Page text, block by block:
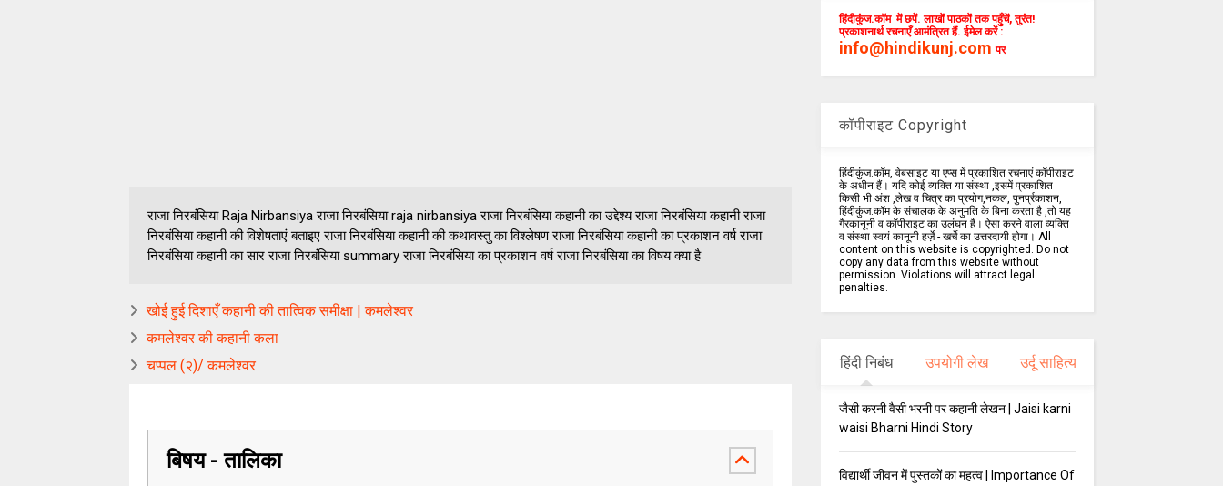
राजा निरबंसिया Raja Nirbansiya राजा निरबंसिया raja nirbansiya राजा निरबंसिया कहानी का उद्देश्य राजा निरबंसिया कहानी राजा
निरबंसिया कहानी की विशेषताएं बताइए राजा निरबंसिया कहानी की कथावस्तु का विश्लेषण राजा निरबंसिया कहानी का प्रकाशन वर्ष राजा
निरबंसिया कहानी का सार राजा निरबंसिया summary राजा निरबंसिया का प्रकाशन वर्ष राजा निरबंसिया का विषय क्या है
खोई हुई दिशाएँ कहानी की तात्विक समीक्षा | कमलेश्वर
कमलेश्वर की कहानी कला
चप्पल (२)/ कमलेश्वर
बिषय - तालिका
हिंदीकुंज.कॉम में छपें. लाखों पाठकों तक पहुँचें, तुरंत!
प्रकाशनार्थ रचनाएँ आमंत्रित हैं. ईमेल करें :
info@hindikunj.com पर
कॉपीराइट Copyright
हिंदीकुंज.कॉम, वेबसाइट या एप्स में प्रकाशित रचनाएं कॉपीराइट
के अधीन हैं। यदि कोई व्यक्ति या संस्था ,इसमें प्रकाशित
किसी भी अंश ,लेख व चित्र का प्रयोग,नकल, पुनर्प्रकाशन,
हिंदीकुंज.कॉम के संचालक के अनुमति के बिना करता है ,तो यह
गैरकानूनी व कॉपीराइट का उलंघन है। ऐसा करने वाला व्यक्ति
व संस्था स्वयं कानूनी हर्ज़े - खर्चे का उत्तरदायी होगा। All
content on this website is copyrighted. Do not
copy any data from this website without
permission. Violations will attract legal
penalties.
हिंदी निबंध उपयोगी लेख उर्दू साहित्य
जैसी करनी वैसी भरनी पर कहानी लेखन | Jaisi karni
waisi Bharni Hindi Story
विद्यार्थी जीवन में पुस्तकों का महत्व | Importance Of